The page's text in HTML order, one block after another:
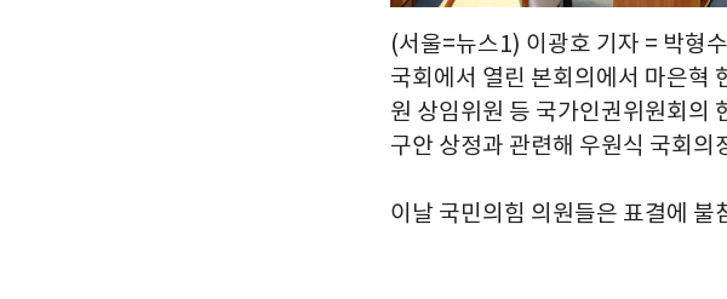
(서울=뉴스1) 이광호 기자 = 박형
국회에서 열린 본회의에서 마은혁
원 상임위원 등 국가인권위원회의
구안 상정과 관련해 우원식 국회의
이날 국민의힘 의원들은 표결에